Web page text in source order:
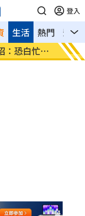
登入
熱門 影音
生活
：恐白忙一
疫苗
聲